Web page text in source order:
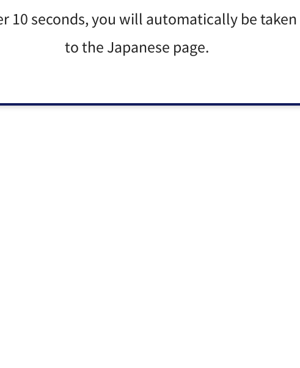
10 seconds, you will automatically be taken
to the Japanese page.